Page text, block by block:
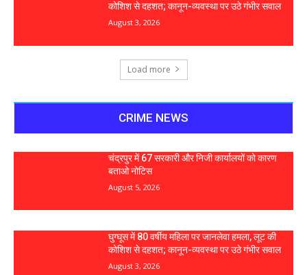
कोशिश से दहशत; कानून-व्यवस्था पर उठे गंभीर सवाल
August 3, 2026
Load more
CRIME NEWS
चंद्रपुर में 67 सरकारी और निजी कार्यालयों को कारण
बताओ नोटिस
August 5, 2026
घुग्घूस में 80 वर्षीय महिला पर जानलेवा हमला, लूट की
कोशिश से दहशत; कानून-व्यवस्था पर उठे गंभीर सवाल
August 3, 2026